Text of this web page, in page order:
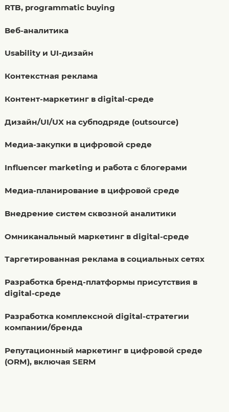
RTB, programmatic buying
Веб-аналитика
Usability и UI-дизайн
Контекстная реклама
Контент-маркетинг в digital-среде
Дизайн/UI/UX на субподряде (outsource)
Медиа-закупки в цифровой среде
Influencer marketing и работа с блогерами
Медиа-планирование в цифровой среде
Внедрение систем сквозной аналитики
Омниканальный маркетинг в digital-среде
Таргетированная реклама в социальных сетях
Разработка бренд-платформы присутствия в
digital-среде
Разработка комплексной digital-стратегии
компании/бренда
Репутационный маркетинг в цифровой среде
(ORM), включая SERM